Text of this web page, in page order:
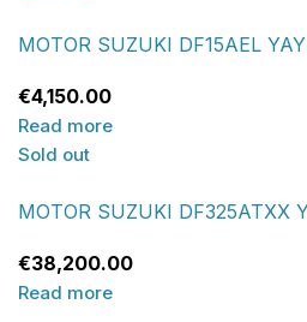
MOTOR SUZUKI DF15AEL YAY
€4,150.00
Read more
Sold out
MOTOR SUZUKI DF325ATXX
€38,200.00
Read more